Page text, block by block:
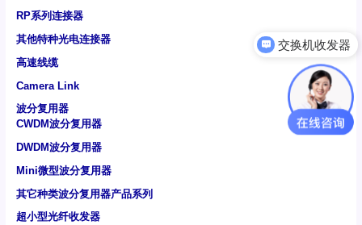
RP系列连接器
其他特种光电连接器
高速线缆
Camera Link
波分复用器
CWDM波分复用器
DWDM波分复用器
Mini微型波分复用器
其它种类波分复用器产品系列
超小型光纤收发器
交换机收发器